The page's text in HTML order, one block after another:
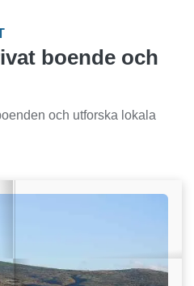
boende och
och utforska lokala